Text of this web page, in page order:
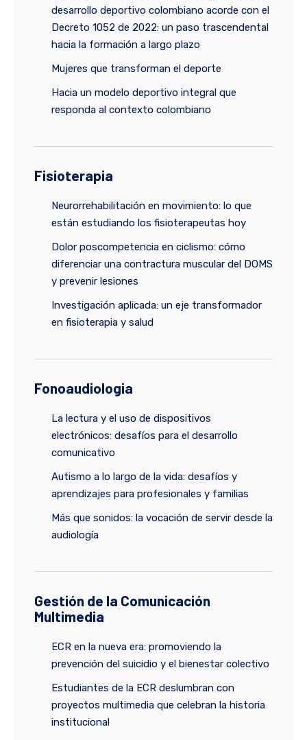
desarrollo deportivo colombiano acorde con el
Decreto 1052 de 2022: un paso trascendental
hacia la formación a largo plazo
Mujeres que transforman el deporte
Hacia un modelo deportivo integral que
responda al contexto colombiano
Fisioterapia
Neurorrehabilitación en movimiento: lo que
están estudiando los fisioterapeutas hoy
Dolor poscompetencia en ciclismo: cómo
diferenciar una contractura muscular del DOMS
y prevenir lesiones
Investigación aplicada: un eje transformador
en fisioterapia y salud
Fonoaudiologia
La lectura y el uso de dispositivos
electrónicos: desafíos para el desarrollo
comunicativo
Autismo a lo largo de la vida: desafíos y
aprendizajes para profesionales y familias
Más que sonidos: la vocación de servir desde la
audiología
Gestión de la Comunicación
Multimedia
ECR en la nueva era: promoviendo la
prevención del suicidio y el bienestar colectivo
Estudiantes de la ECR deslumbran con
proyectos multimedia que celebran la historia
institucional